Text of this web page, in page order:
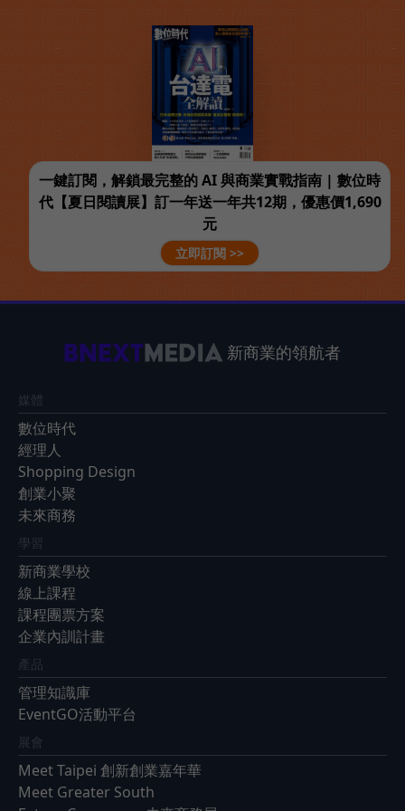
一鍵訂閱，解鎖最完整的 AI 與商業實戰指南 | 數位時
代【夏日閱讀展】訂一年送一年共12期，優惠價1,690
元
立即訂閱 >>
新商業的領航者
媒體
數位時代
經理人
Shopping Design
創業小聚
未來商務
學習
新商業學校
線上課程
課程團票方案
企業內訓計畫
產品
管理知識庫
EventGO活動平台
展會
Meet Taipei 創新創業嘉年華
Meet Greater South